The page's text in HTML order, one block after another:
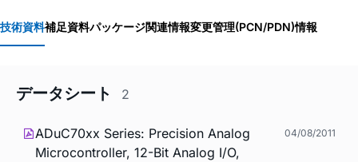
技術資料補足資料パッケージ関連情報変更管理(PCN/PDN)情報
データシート 2
ADuC70xx Series: Precision Analog
Microcontroller, 12-Bit Analog I/O,
04/08/2011